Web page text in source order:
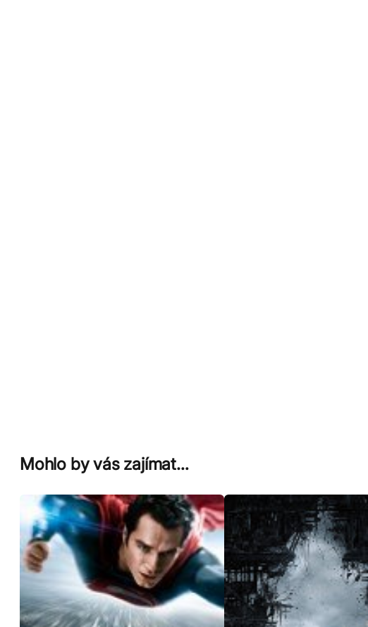
Mohlo by vás zajímat…